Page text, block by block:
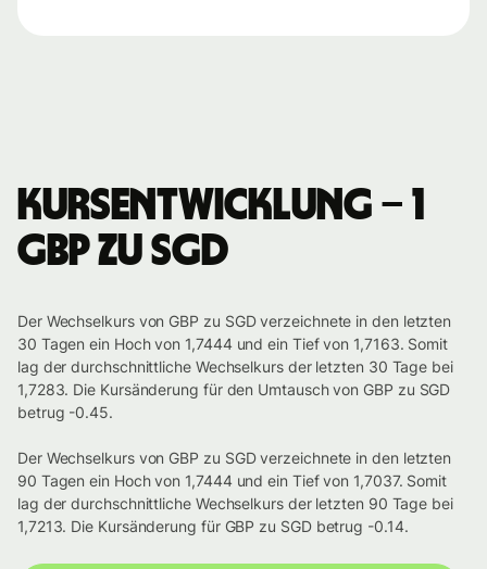
Kursentwicklung – 1
GBP zu SGD
Der Wechselkurs von GBP zu SGD verzeichnete in den letzten
30 Tagen ein Hoch von 1,7444 und ein Tief von 1,7163. Somit
lag der durchschnittliche Wechselkurs der letzten 30 Tage bei
1,7283. Die Kursänderung für den Umtausch von GBP zu SGD
betrug -0.45.
Der Wechselkurs von GBP zu SGD verzeichnete in den letzten
90 Tagen ein Hoch von 1,7444 und ein Tief von 1,7037. Somit
lag der durchschnittliche Wechselkurs der letzten 90 Tage bei
1,7213. Die Kursänderung für GBP zu SGD betrug -0.14.